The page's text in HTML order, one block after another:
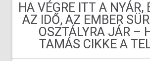
HA VÉGRE ITT A NYÁR,
AZ IDŐ, AZ EMBER
OSZTÁLYRA JÁR –
TAMÁS CIKKE A